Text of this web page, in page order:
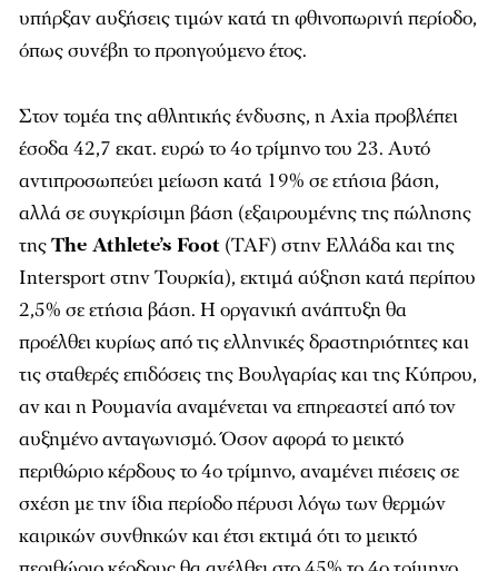
υπήρξαν αυξήσεις τιμών κατά τη φθινοπωρινή περίοδο,
όπως συνέβη το προηγούμενο έτος.
Στον τομέα της αθλητικής ένδυσης, η Axia προβλέπει
έσοδα 42,7 εκατ. ευρώ το 4ο τρίμηνο του 23. Αυτό
αντιπροσωπεύει μείωση κατά 19% σε ετήσια βάση,
αλλά σε συγκρίσιμη βάση (εξαιρουμένης της πώλησης
τηςThe Athlete’s Foot (TAF) στην Ελλάδα και της
Intersport στην Τουρκία), εκτιμά αύξηση κατά περίπου
2,5% σε ετήσια βάση. Η οργανική ανάπτυξη θα
προέλθει κυρίως από τις ελληνικές δραστηριότητες και
τις σταθερές επιδόσεις της Βουλγαρίας και της Κύπρου,
αν και η Ρουμανία αναμένεται να επηρεαστεί από τον
αυξημένο ανταγωνισμό. Όσον αφορά το μεικτό
περιθώριο κέρδους το 4ο τρίμηνο, αναμένει πιέσεις σε
σχέση με την ίδια περίοδο πέρυσι λόγω των θερμών
καιρικών συνθηκών και έτσι εκτιμά ότι το μεικτό